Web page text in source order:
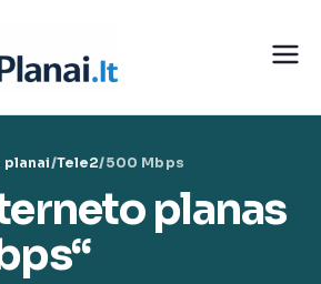
teleko
munika
/Tele2/500 Mbps
planas